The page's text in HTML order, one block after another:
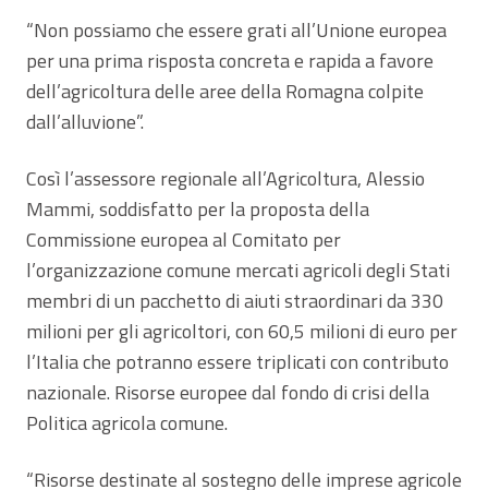
“Non possiamo che essere grati all’Unione europea
per una prima risposta concreta e rapida a favore
dell’agricoltura delle aree della Romagna colpite
dall’alluvione”.
Così l’assessore regionale all’Agricoltura, Alessio
Mammi, soddisfatto per la proposta della
Commissione europea al Comitato per
l’organizzazione comune mercati agricoli degli Stati
membri di un pacchetto di aiuti straordinari da 330
milioni per gli agricoltori, con 60,5 milioni di euro per
l’Italia che potranno essere triplicati con contributo
nazionale. Risorse europee dal fondo di crisi della
Politica agricola comune.
“Risorse destinate al sostegno delle imprese agricole